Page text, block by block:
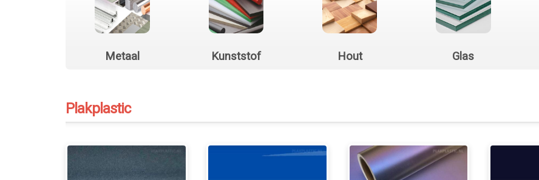
Metaal Kunststof Hout Glas
Plakplastic